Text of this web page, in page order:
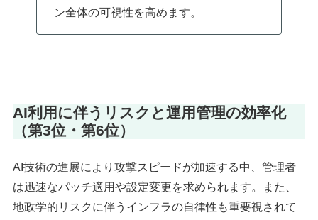
ン全体の可視性を高めます。
AI利用に伴うリスクと運用管理の効率化
（第3位・第6位）
AI技術の進展により攻撃スピードが加速する中、管理者
は迅速なパッチ適用や設定変更を求められます。また、
地政学的リスクに伴うインフラの自律性も重要視されて